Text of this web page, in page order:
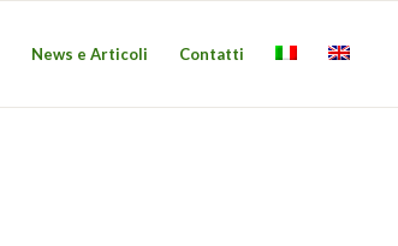
News e Articoli Contatti